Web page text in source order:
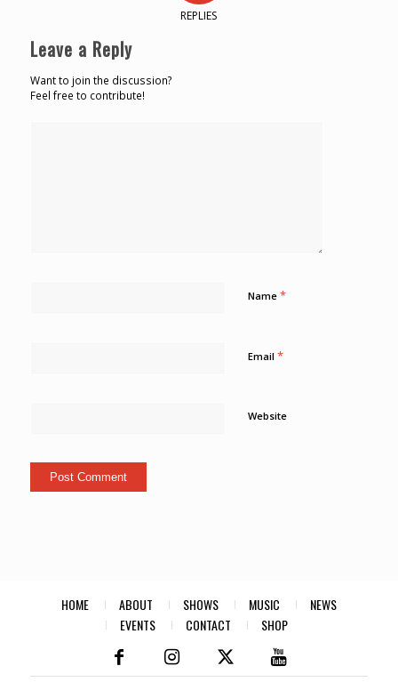
REPLIES
Leave a Reply
Want to join the discussion?
Feel free to contribute!
Name *
Email *
Website
HOME ABOUT SHOWS MUSIC
NEWS
EVENTS
CONTACT SHOP